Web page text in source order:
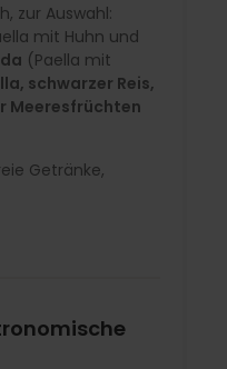
zur Auswahl:
mit Huhn und
(Paella mit
schwarzer Reis,
Meeresfrüchten
Getränke,